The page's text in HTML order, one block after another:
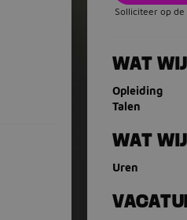
Solliciteer op
WAT WIJ
Opleiding
Talen
WAT WIJ
Uren